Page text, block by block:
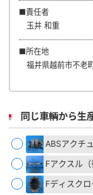
■責任者
玉井 和重
■所在地
福井県越前市不老
同じ車輌から生
ABSアクチ
Fアクスル（
Fディスクロ